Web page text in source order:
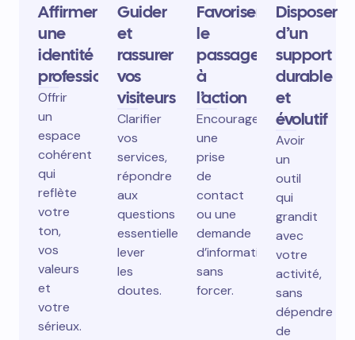
Affirmer
une
identité
professionnelle
Offrir
un
espace
cohérent
qui
reflète
votre
ton,
vos
valeurs
et
votre
sérieux.
Guider
et
rassurer
vos
visiteurs
Clarifier
vos
services,
répondre
aux
questions
essentielles,
lever
les
doutes.
Favoriser
le
passage
à
l’action
Encourager
une
prise
de
contact
ou une
demande
d’information
sans
forcer.
Disposer
d’un
support
durable
et
évolutif
Avoir
un
outil
qui
grandit
avec
votre
activité,
sans
dépendre
de